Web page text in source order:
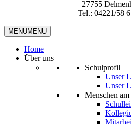
27755
Tel.: 04221/58
MENUMENU
Home
Über uns
Schulprofil
Unser
Unser
Menschen